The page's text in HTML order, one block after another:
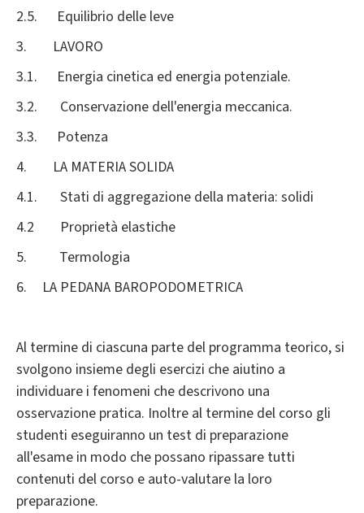
2.5. Equilibrio delle leve
3. LAVORO
3.1. Energia cinetica ed energia potenziale.
3.2. Conservazione dell'energia meccanica.
3.3. Potenza
4. LA MATERIA SOLIDA
4.1. Stati di aggregazione della materia: solidi
4.2 Proprietà elastiche
5. Termologia
6.
LA PEDANA BAROPODOMETRICA
Al termine di ciascuna parte del programma teorico, si
svolgono insieme degli esercizi che aiutino a
individuare i fenomeni che descrivono una
osservazione pratica. Inoltre al termine del corso gli
studenti eseguiranno un test di preparazione
all'esame in modo che possano ripassare tutti
contenuti del corso e auto-valutare la loro
preparazione.